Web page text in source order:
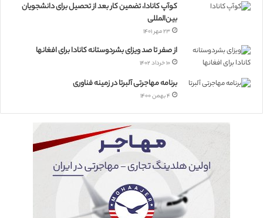
کوآپ کانادا، تضمین کار بعد از تحصیل برای دانشجویان
بین‌المللی
۲۳ مهر ۱۴۰۱
از صفر تا صد ویزای بشردوستانه کانادا برای افغانها
۱۰ خرداد ۱۴۰۲
برنامه مهاجرتی آلبرتا در زمینه فناوری
۴ بهمن ۱۴۰۰